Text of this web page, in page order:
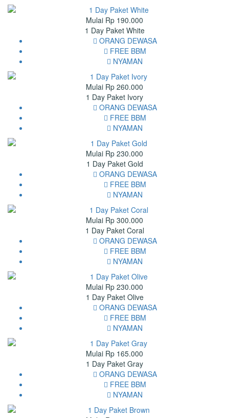
Mulai Rp 190.000
1 Day Paket White
ORANG DEWASA
FREE BBM
NYAMAN
Mulai Rp 260.000
1 Day Paket Ivory
ORANG DEWASA
FREE BBM
NYAMAN
Mulai Rp 230.000
1 Day Paket Gold
ORANG DEWASA
FREE BBM
NYAMAN
Mulai Rp 300.000
1 Day Paket Coral
ORANG DEWASA
FREE BBM
NYAMAN
Mulai Rp 230.000
1 Day Paket Olive
ORANG DEWASA
FREE BBM
NYAMAN
Mulai Rp 165.000
1 Day Paket Gray
ORANG DEWASA
FREE BBM
NYAMAN